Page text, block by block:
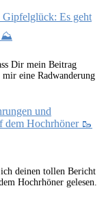
Gipfelglück: Es geht
Dir mein Beitrag
eine Radwanderung
und
dem Hochrhöner 🥾
deinen tollen Bericht
Hochrhöner gelesen.